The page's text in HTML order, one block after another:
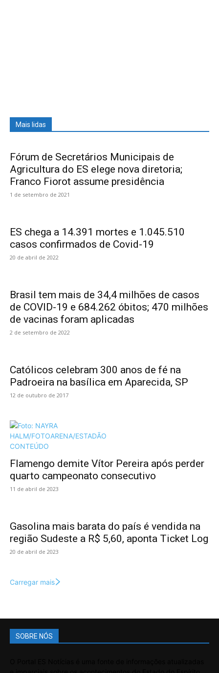
Mais lidas
Fórum de Secretários Municipais de
Agricultura do ES elege nova diretoria;
Franco Fiorot assume presidência
1 de setembro de 2021
ES chega a 14.391 mortes e 1.045.510
casos confirmados de Covid-19
20 de abril de 2022
Brasil tem mais de 34,4 milhões de casos
de COVID-19 e 684.262 óbitos; 470 milhões
de vacinas foram aplicadas
2 de setembro de 2022
Católicos celebram 300 anos de fé na
Padroeira na basílica em Aparecida, SP
12 de outubro de 2017
Flamengo demite Vítor Pereira após perder
quarto campeonato consecutivo
11 de abril de 2023
Gasolina mais barata do país é vendida na
região Sudeste a R$ 5,60, aponta Ticket Log
20 de abril de 2023
Carregar mais
SOBRE NÓS